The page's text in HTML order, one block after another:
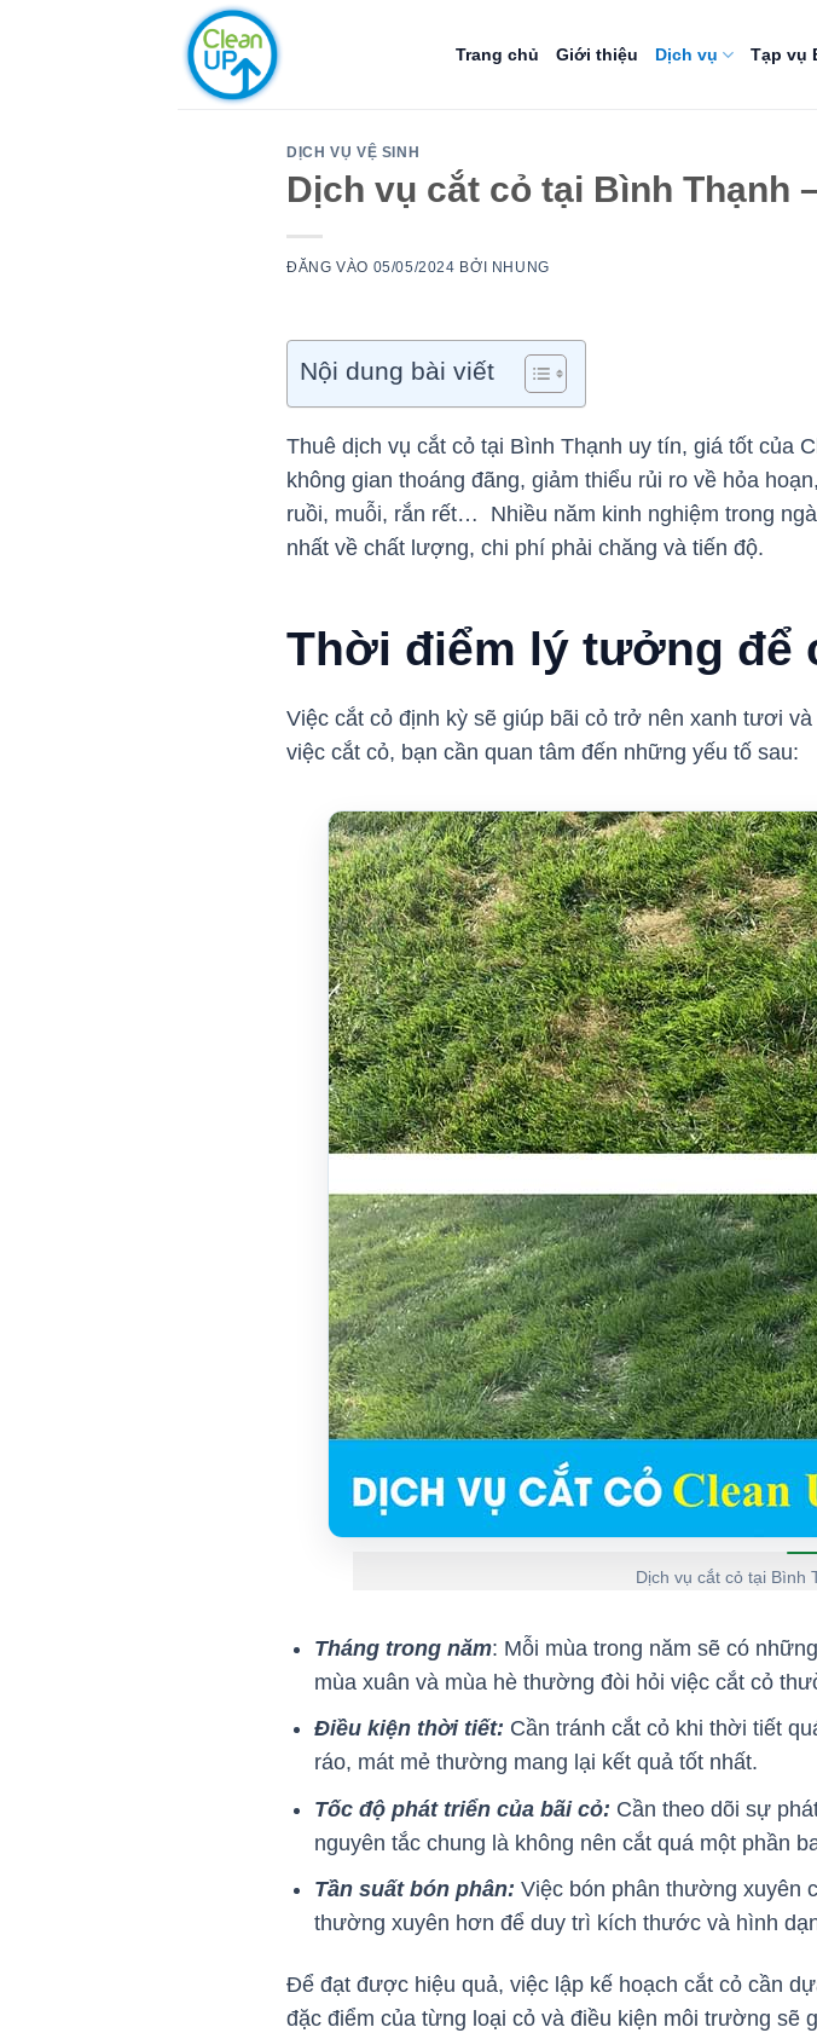
Trang chủ Giới thiệu Dịch vụ Tạp vụ
DỊCH VỤ VỆ SINH
Dịch vụ cắt cỏ tại Bình Thạnh
ĐĂNG VÀO 05/05/2024 BỞI NHUNG
Nội dung bài viết
Thuê dịch vụ cắt cỏ tại Bình Thạnh uy tín, giá tốt của
không gian thoáng đãng, giảm thiểu rủi ro về hỏa
ruồi, muỗi, rắn rết… Nhiều năm kinh nghiệm trong
nhất về chất lượng, chi phí phải chăng và tiến độ.
Thời điểm lý tưởng để
Việc cắt cỏ định kỳ sẽ giúp bãi cỏ trở nên xanh tươi
việc cắt cỏ, bạn cần quan tâm đến những yếu tố sau:
Dịch vụ cắt cỏ tại Bình
Tháng trong năm: Mỗi mùa trong năm sẽ có
mùa xuân và mùa hè thường đòi hỏi việc cắt cỏ
Điều kiện thời tiết: Cần tránh cắt cỏ khi thời tiết
ráo, mát mẻ thường mang lại kết quả tốt nhất.
Tốc độ phát triển của bãi cỏ: Cần theo dõi sự
nguyên tắc chung là không nên cắt quá một phần
Tần suất bón phân: Việc bón phân thường xuyên
thường xuyên hơn để duy trì kích thước và hình
Để đạt được hiệu quả, việc lập kế hoạch cắt cỏ cần
đặc điểm của từng loại cỏ và điều kiện môi trường sẽ